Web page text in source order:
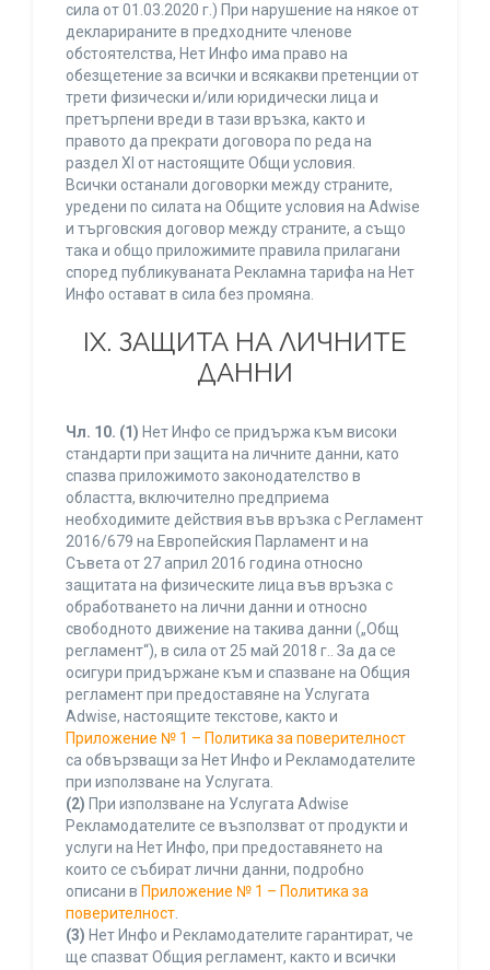
сила от 01.03.2020 г.) При нарушение на някое от
декларираните в предходните членове
обстоятелства, Нет Инфо има право на
обезщетение за всички и всякакви претенции от
трети физически и/или юридически лица и
претърпени вреди в тази връзка, както и
правото да прекрати договора по реда на
раздел XI от настоящите Общи условия.
Всички останали договорки между страните,
уредени по силата на Общите условия на Adwise
и търговския договор между страните, а също
така и общо приложимите правила прилагани
според публикуваната Рекламна тарифа на Нет
Инфо остават в сила без промяна.
IХ. ЗАЩИТА НА ЛИЧНИТЕ
ДАННИ
Чл. 10. (1) Нет Инфо се придържа към високи
стандарти при защита на личните данни, като
спазва приложимото законодателство в
областта, включително предприема
необходимите действия във връзка с Регламент
2016/679 на Европейския Парламент и на
Съвета от 27 април 2016 година относно
защитата на физическите лица във връзка с
обработването на лични данни и относно
свободното движение на такива данни („Общ
регламент“), в сила от 25 май 2018 г.. За да се
осигури придържане към и спазване на Общия
регламент при предоставяне на Услугата
Adwise, настоящите текстове, както и
Приложение № 1 – Политика за поверителност
са обвързващи за Нет Инфо и Рекламодателите
при използване на Услугата.
(2) При използване на Услугата Adwise
Рекламодателите се възползват от продукти и
услуги на Нет Инфо, при предоставянето на
които се събират лични данни, подробно
описани в Приложение № 1 – Политика за
поверителност.
(3) Нет Инфо и Рекламодателите гарантират, че
ще спазват Общия регламент, както и всички